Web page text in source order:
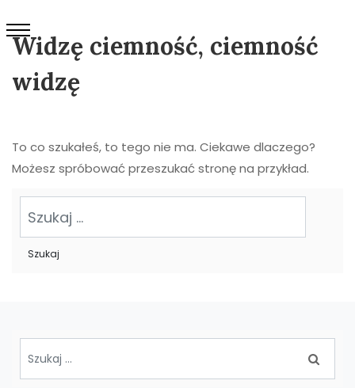
Widzę ciemność, ciemność
widzę
To co szukałeś, to tego nie ma. Ciekawe dlaczego?
Możesz spróbować przeszukać stronę na przykład.